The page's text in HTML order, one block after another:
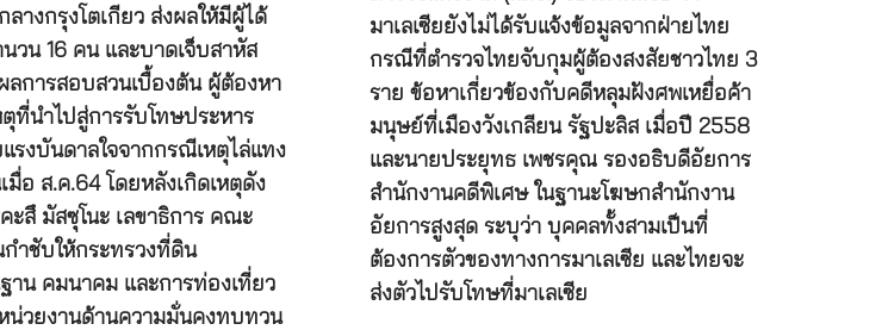
ลางกรุงโตเกียว ส่งผลให้มีผู้ได้
วน 16 คน และบาดเจ็บสาหัส
ลการสอบสวนเบื้องต้น ผู้ต้องหา
ที่นำไปสู่การรับโทษประหาร
รงบันดาลใจจากกรณีเหตุไล่แทง
มื่อ ส.ค.64 โดยหลังเกิดเหตุดัง
ะสึ มัสซุโนะ เลขาธิการ คณะ
ำชับให้กระทรวงที่ดิน
ฐาน คมนาคม และการท่องเที่ยว
น่วยงานด้านความมั่นคงทบทวน
มาเลเซียยังไม่ได้รับแจ้งข้อมูลจากฝ่ายไทย
กรณีที่ตำรวจไทยจับกุมผู้ต้องสงสัยชาวไทย 3
ราย ข้อหาเกี่ยวข้องกับคดีหลุมฝังศพเหยื่อค้า
มนุษย์ที่เมืองวังเกลียน รัฐปะลิส เมื่อปี 2558
และนายประยุทธ เพชรคุณ รองอธิบดีอัยการ
สำนักงานคดีพิเศษ ในฐานะโฆษกสำนักงาน
อัยการสูงสุด ระบุว่า บุคคลทั้งสามเป็นที่
ต้องการตัวของทางการมาเลเซีย และไทยจะ
ส่งตัวไปรับโทษที่มาเลเซีย